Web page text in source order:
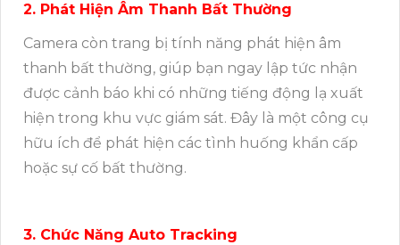
2. Phát Hiện Âm Thanh Bất Thường
Camera còn trang bị tính năng phát hiện âm
thanh bất thường, giúp bạn ngay lập tức nhận
được cảnh báo khi có những tiếng động lạ xuất
hiện trong khu vực giám sát. Đây là một công cụ
hữu ích để phát hiện các tình huống khẩn cấp
hoặc sự cố bất thường.
3. Chức Năng Auto Tracking